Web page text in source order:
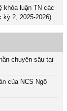
khóa luận TN các
kỳ 2, 2025-2026)
chuyên sâu tại
của NCS Ngô